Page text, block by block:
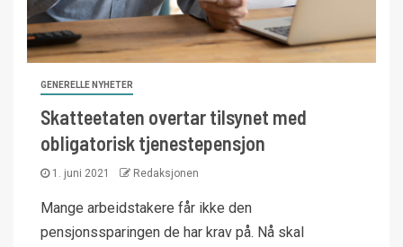
GENERELLE NYHETER
Skatteetaten overtar tilsynet med
obligatorisk tjenestepensjon
1. juni 2021 Redaksjonen
Mange arbeidstakere får ikke den
pensjonssparingen de har krav på. Nå skal